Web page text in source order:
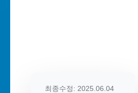
최종수정: 2025.06.04